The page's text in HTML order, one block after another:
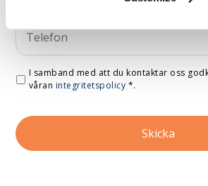
I samband med att du kontaktar oss
våran integritetspolicy *.